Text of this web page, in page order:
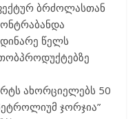
ბრძოლასთან
წელს
ახორციელებს 50
ჯორჯია”